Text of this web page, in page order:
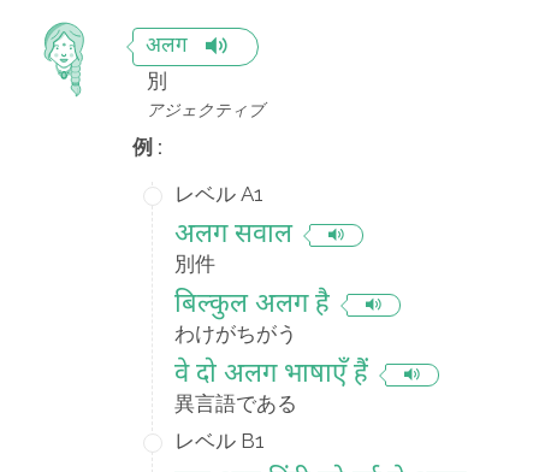
अलग
別
アジェクティブ
例 :
レベル A1
अलग सवाल
別件
बिल्कुल अलग है
わけがちがう
वे दो अलग भाषाएँ हैं
異言語である
レベル B1